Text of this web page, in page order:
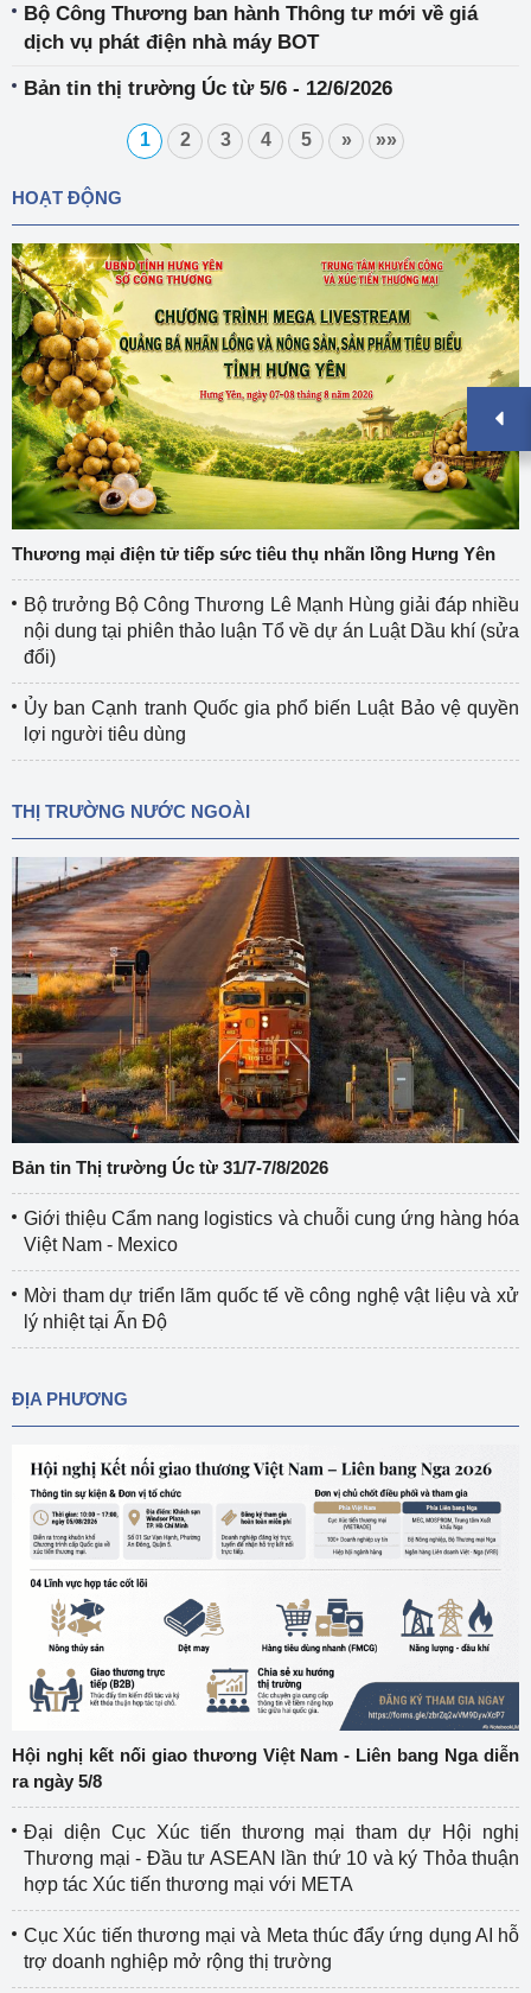
Bộ Công Thương ban hành Thông tư mới về giá
dịch vụ phát điện nhà máy BOT
Bản tin thị trường Úc từ 5/6 - 12/6/2026
1 2 3 4 5 » »»
HOẠT ĐỘNG
Thương mại điện tử tiếp sức tiêu thụ nhãn lồng Hưng Yên
Bộ trưởng Bộ Công Thương Lê Mạnh Hùng giải đáp nhiều
nội dung tại phiên thảo luận Tổ về dự án Luật Dầu khí (sửa
đổi)
Ủy ban Cạnh tranh Quốc gia phổ biến Luật Bảo vệ quyền
lợi người tiêu dùng
THỊ TRƯỜNG NƯỚC NGOÀI
Bản tin Thị trường Úc từ 31/7-7/8/2026
Giới thiệu Cẩm nang logistics và chuỗi cung ứng hàng hóa
Việt Nam - Mexico
Mời tham dự triển lãm quốc tế về công nghệ vật liệu và xử
lý nhiệt tại Ấn Độ
ĐỊA PHƯƠNG
Hội nghị kết nối giao thương Việt Nam - Liên bang Nga diễn
ra ngày 5/8
Đại diện Cục Xúc tiến thương mại tham dự Hội nghị
Thương mại - Đầu tư ASEAN lần thứ 10 và ký Thỏa thuận
hợp tác Xúc tiến thương mại với META
Cục Xúc tiến thương mại và Meta thúc đẩy ứng dụng AI hỗ
trợ doanh nghiệp mở rộng thị trường